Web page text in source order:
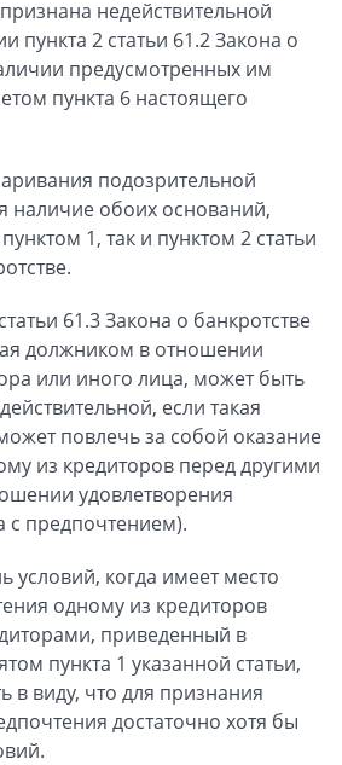
недействительной
пункта 2 статьи 61.2 Закона о
предусмотренных им
пункта 6 настоящего
подозрительной
наличие обоих оснований,
1, так и пунктом 2 статьи
61.3 Закона о банкротстве
должником в отношении
или иного лица, может быть
если такая
повлечь за собой оказание
из кредиторов перед другими
удовлетворения
с предпочтением).
условий, когда имеет место
одному из кредиторов
приведенный в
пункта 1 указанной статьи,
в виду, что для признания
достаточно хотя бы